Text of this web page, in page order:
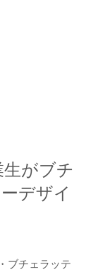
がブチ
デザイ
ブチェラッテ